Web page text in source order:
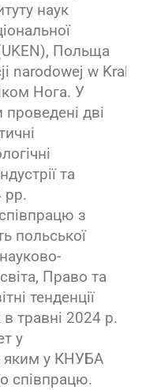
наук
(UKEN), Польща
narodowej w
Нога. У
проведені дві
та
рр.
з
польської
Право та
тенденції
в травні 2024 р.
у
яким у КНУБА
співпрацю.